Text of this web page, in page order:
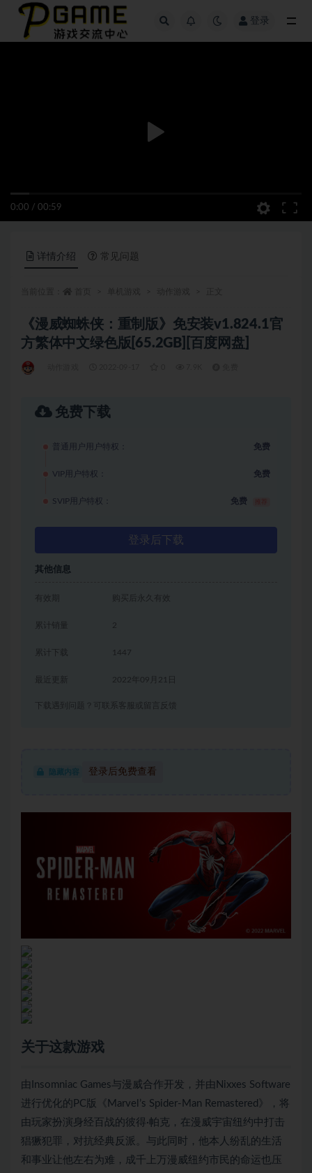
登录
0:00 / 00:59
详情介绍 常见问题
《漫威蜘蛛侠：重制版》免安装v1.824.1官
方繁体中文绿色版[65.2GB][百度网盘]
免费下载
普通用户用户特权： 免费
VIP用户特权： 免费
SVIP用户特权： 免费
登录后下载
其他信息
有效期 购买后永久有效
累计销量 2
累计下载 1447
2022年09月21日
下载遇到问题？可联系客服或留言反馈
隐藏内容 登录后免费查看
关于这款游戏
由Insomniac Games与漫威合作开发，并由Nixxes Software
进行优化的PC版《Marvel’s Spider-Man Remastered》，将
由玩家扮演身经百战的彼得·帕克，在漫威宇宙纽约中打击
猖獗犯罪，对抗经典反派。与此同时，他本人纷乱的生活
和事业让他左右为难，成千上万漫威纽约市民的命运也压
全部